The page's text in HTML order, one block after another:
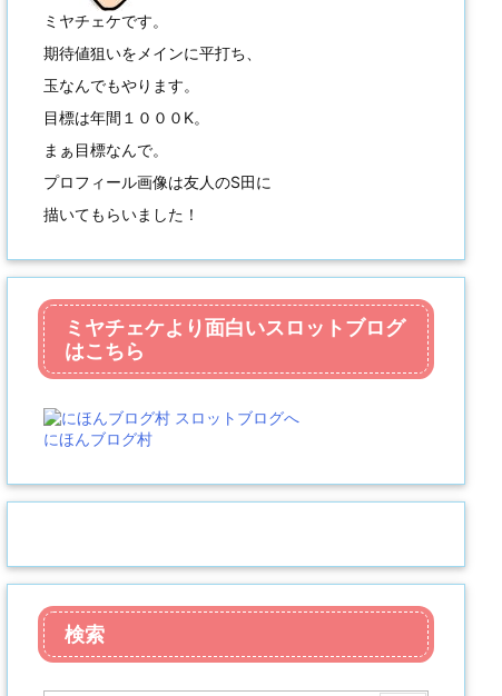
ミヤチェケです。
期待値狙いをメインに平打ち、
玉なんでもやります。
目標は年間１０００K。
まぁ目標なんで。
プロフィール画像は友人のS田に
描いてもらいました！
ミヤチェケより面白いスロットブログ
はこちら
にほんブログ村
検索